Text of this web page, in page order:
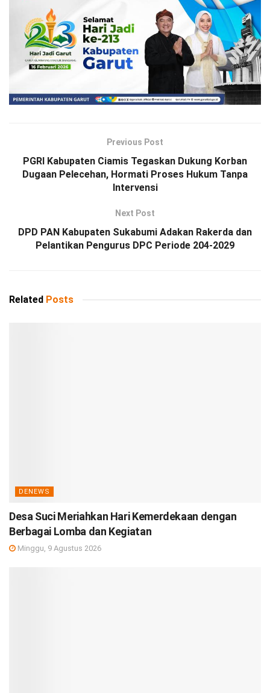
Previous Post
PGRI Kabupaten Ciamis Tegaskan Dukung Korban
Dugaan Pelecehan, Hormati Proses Hukum Tanpa
Intervensi
Next Post
DPD PAN Kabupaten Sukabumi Adakan Rakerda dan
Pelantikan Pengurus DPC Periode 204-2029
Related Posts
DENEWS
Desa Suci Meriahkan Hari Kemerdekaan dengan
Berbagai Lomba dan Kegiatan
Minggu, 9 Agustus 2026